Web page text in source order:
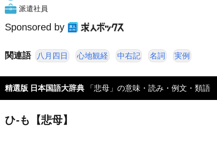
派遣社員
Sponsored by
関連語 八月四日 心地観経 中右記 名詞 実例
精選版 日本国語大辞典 「悲母」の意味・読み・例文・類語
ひ‐も【悲母】